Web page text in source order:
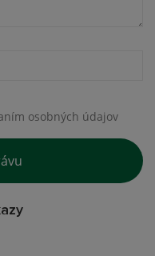
osobných údajov